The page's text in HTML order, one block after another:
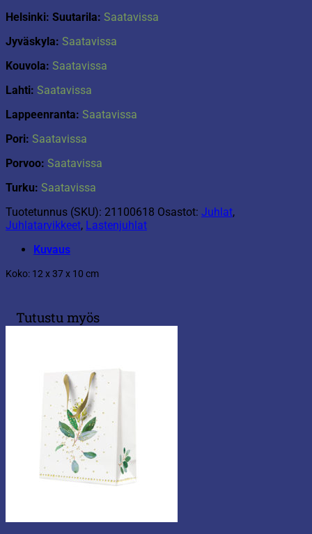
Helsinki: Suutarila: Saatavissa
Jyväskyla: Saatavissa
Kouvola: Saatavissa
Lahti: Saatavissa
Lappeenranta: Saatavissa
Pori: Saatavissa
Porvoo: Saatavissa
Turku: Saatavissa
Tuotetunnus (SKU): 21100618 Osastot: Juhlat,
Juhlatarvikkeet, Lastenjuhlat
Kuvaus
Koko: 12 x 37 x 10 cm
Tutustu myös